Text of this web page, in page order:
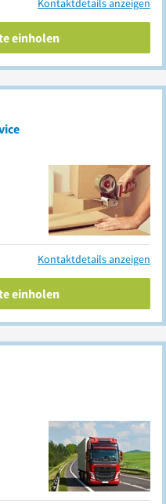
Kontaktdetails anzeigen
einholen
Kontaktdetails anzeigen
einholen